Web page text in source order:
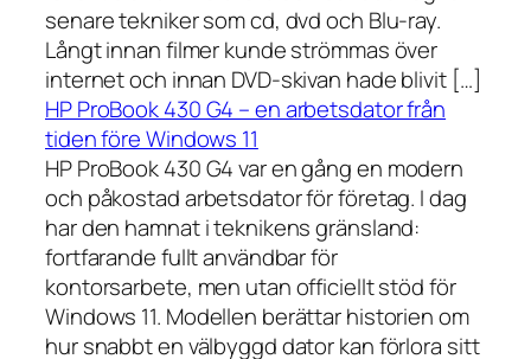
senare tekniker som cd, dvd och Blu-ray.
Långt innan filmer kunde strömmas över
internet och innan DVD-skivan hade blivit […]
HP ProBook 430 G4 – en arbetsdator från
tiden före Windows 11
HP ProBook 430 G4 var en gång en modern
och påkostad arbetsdator för företag. I dag
har den hamnat i teknikens gränsland:
fortfarande fullt användbar för
kontorsarbete, men utan officiellt stöd för
Windows 11. Modellen berättar historien om
hur snabbt en välbyggd dator kan förlora sitt